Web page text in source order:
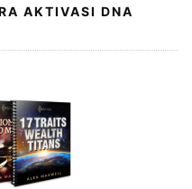
AKTIVASI DNA